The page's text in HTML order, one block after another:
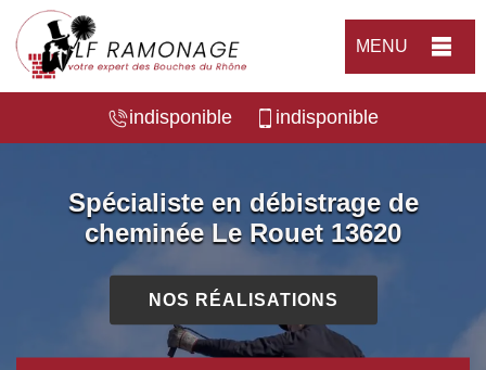
MENU
indisponible indisponible
Spécialiste en débistrage de
cheminée Le Rouet 13620
NOS RÉALISATIONS